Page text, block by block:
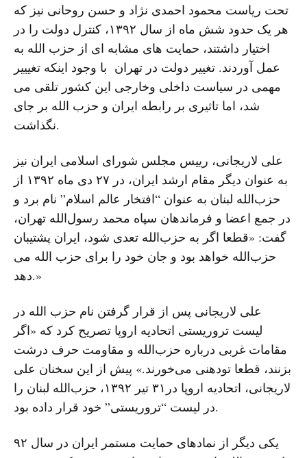
تحت ریاست محمود احمدی نژاد و حسن روحانی نیز که
هر یک حدود شش ماه از سال ۱۳۹۲، کنترل دولت را در
اختیار داشتند، حمایت های مشابه ای از حزب الله به
عمل آوردند. تغییر دولت در تهران با وجود اینکه تغیییر
مهمی در سیاست داخلی وخارجی این کشور تلقی می
شد، اما تاثیری بر رابطه ایران و حزب الله بر جای
نگذاشت.
علی لاریجانی، رییس مجلس شورای اسلامی ایران نیز
به عنوان دیگر مقام ارشد ایران، در ٢٧ دى ماه ۱۳۹۲ از
حزب‌الله لبنان به عنوان “افتخار عالم اسلام” نام برد و
در جمع اعضا و فرماندهان سپاه محمد رسول‌الله تهران،
گفت: «قطعا اگر به حزب‌الله تعدی شود، ایران پشتیبان
حزب‌الله خواهد بود و جان خود را براى حزب الله مى
دهد.»
علی لاریجانى پس از قرار گرفتن نام حزب الله در
لیست تروریستى اتحادیه اروپا تصریح کرد که «اگر
مقامات غربی درباره حزب‌الله و مقاومت حرف درشت
بزنند، قطعا تودهنی می‌خورند.» پیش از این سخنان علی
لاریجانی، اتحادیه اروپا در٣١ تیر ١٣٩٢، حزب‌الله لبنان را
در لیست “تروریستی” خود قرار داده بود.
یکی دیگر از نمادهای حمایت مستمر ایران در سال ۹۲